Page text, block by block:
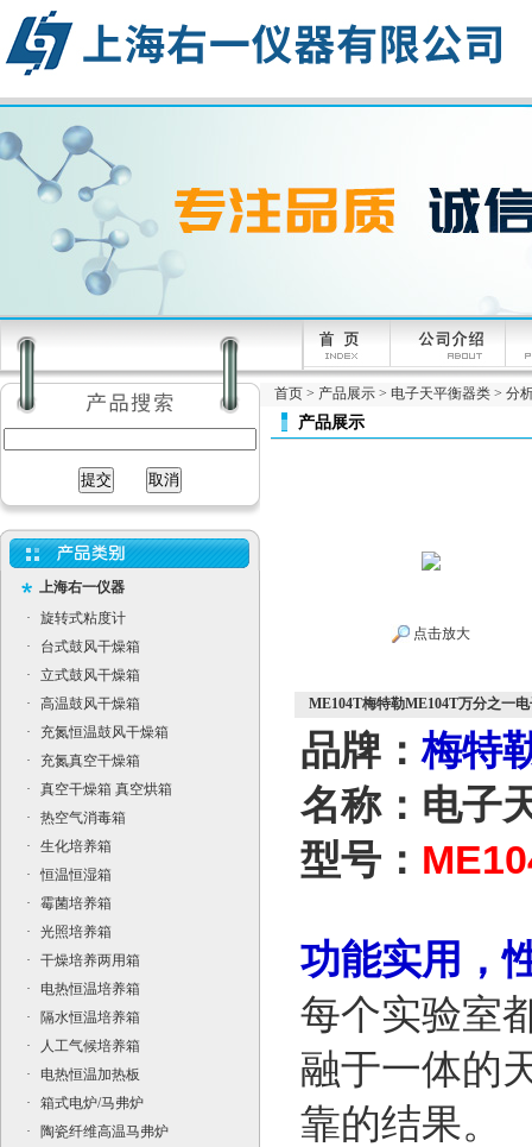
上海右一仪器
·
旋转式粘度计
·
台式鼓风干燥箱
·
立式鼓风干燥箱
·
高温鼓风干燥箱
·
充氮恒温鼓风干燥箱
·
充氮真空干燥箱
·
真空干燥箱 真空烘箱
·
热空气消毒箱
·
生化培养箱
·
恒温恒湿箱
·
霉菌培养箱
·
光照培养箱
·
干燥培养两用箱
·
电热恒温培养箱
·
隔水恒温培养箱
·
人工气候培养箱
·
电热恒温加热板
·
箱式电炉/马弗炉
·
陶瓷纤维高温马弗炉
首页 > 产品展示 > 电子天平衡器类 > 分
产品展示
点击放大
ME104T梅特勒ME104T万分之一
品牌：梅特
名称：电子
型号：
功能实用，
每个实验室
融于一体的
靠的结果。